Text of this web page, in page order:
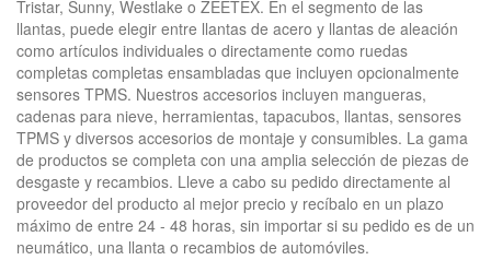
Tristar, Sunny, Westlake o ZEETEX. En el segmento de las
llantas, puede elegir entre llantas de acero y llantas de aleación
como artículos individuales o directamente como ruedas
completas completas ensambladas que incluyen opcionalmente
sensores TPMS. Nuestros accesorios incluyen mangueras,
cadenas para nieve, herramientas, tapacubos, llantas, sensores
TPMS y diversos accesorios de montaje y consumibles. La gama
de productos se completa con una amplia selección de piezas de
desgaste y recambios. Lleve a cabo su pedido directamente al
proveedor del producto al mejor precio y recíbalo en un plazo
máximo de entre 24 - 48 horas, sin importar si su pedido es de un
neumático, una llanta o recambios de automóviles.